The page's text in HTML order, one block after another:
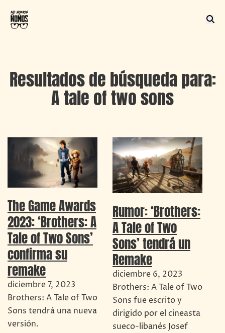
Resultados de búsqueda para:
A tale of two sons
The Game Awards
2023: ‘Brothers: A
Tale of Two Sons’
confirma su
remake
diciembre 7, 2023
Brothers: A Tale of Two
Sons tendrá una nueva
versión.
Rumor: ‘Brothers:
A Tale of Two
Sons’ tendrá un
Remake
diciembre 6, 2023
Brothers: A Tale of Two
Sons fue escrito y
dirigido por el cineasta
sueco-libanés Josef